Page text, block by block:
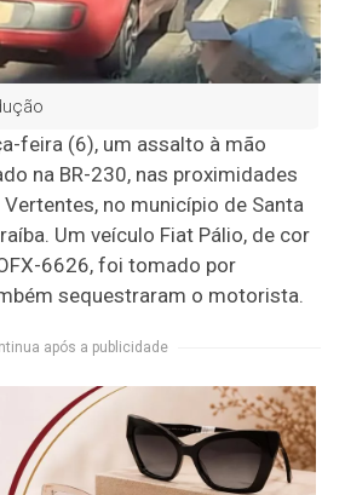
feira (6), um assalto à mão
na BR-230, nas proximidades
no município de Santa
Um veículo Fiat Pálio, de cor
6626, foi tomado por
sequestraram o motorista.
após a publicidade